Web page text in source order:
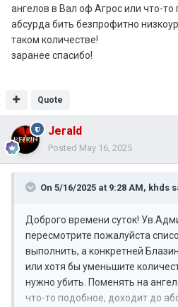
ангелов в Вал оф Агрос или что-
абсурда бить безпрофитно
таком количестве!
заранее спасибо!
Quote
Jerald
Posted May 16, 2025
On 5/16/2025 at 9:28 AM, khds
Доброго времени суток!
пересмотрите пожалуйста
выполнить, а конкретней
или хотя бы уменьшите
нужно убить. Поменять на
что-то подобное, доходит до